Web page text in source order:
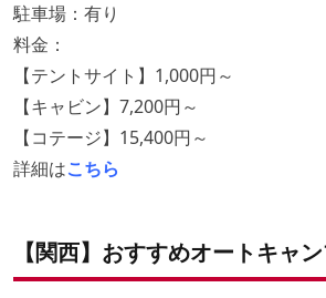
駐車場：有り
料金：
【テントサイト】1,000円～
【キャビン】7,200円～
【コテージ】15,400円～
詳細はこちら
【関西】おすすめオートキャ